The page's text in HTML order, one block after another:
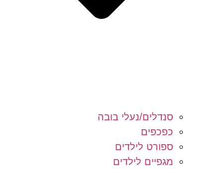
סנדלים/נעלי בובה
כפכפים
ספורט לילדים
מגפיים לילדים